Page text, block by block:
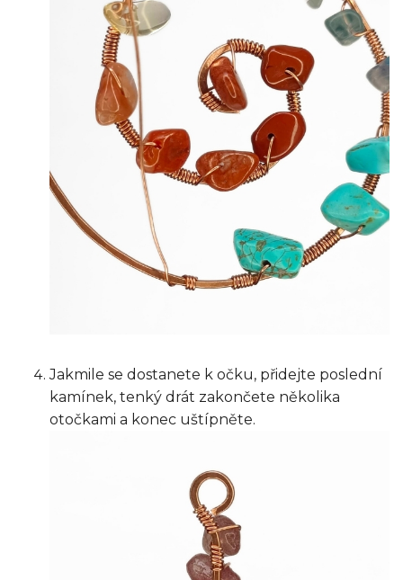
Jakmile se dostanete k očku, přidejte poslední
kamínek, tenký drát zakončete několika
otočkami a konec uštípněte.